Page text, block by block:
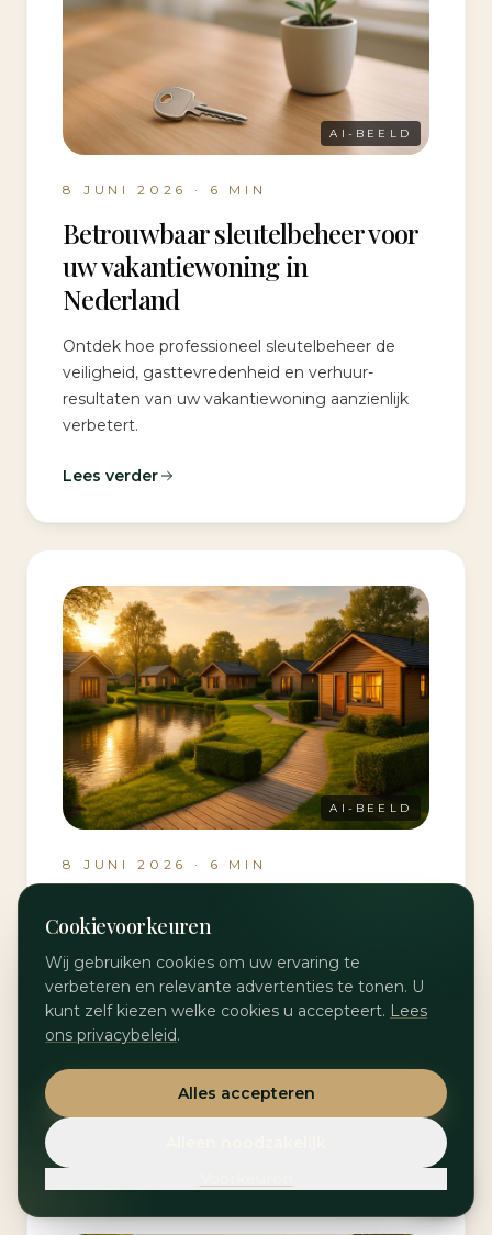
AI-BEELD
8 JUNI 2026 · 6 MIN
Betrouwbaar sleutelbeheer voor
uw vakantiewoning in
Nederland
Ontdek hoe professioneel sleutelbeheer de
veiligheid, gast­tevredenheid en verhuur­
resultaten van uw vakantiewoning aanzienlijk
verbetert.
Lees verder
AI-BEELD
8 JUNI 2026 · 6 MIN
Waarom professioneel
parkmanagement onmisbaar is
voor uw vakantiepark
Ontdek hoe professioneel parkmanagement
de waarde, gastvrijheid en exploitatie van uw
vakantiepark structureel verbetert.
Lees verder
Cookievoorkeuren
Wij gebruiken cookies om uw ervaring te
verbeteren en relevante advertenties te tonen. U
kunt zelf kiezen welke cookies u accepteert. Lees
ons privacybeleid.
Alles accepteren